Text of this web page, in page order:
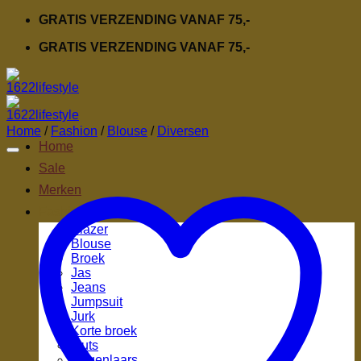
inhoud
GRATIS VERZENDING VANAF 75,-
GRATIS VERZENDING VANAF 75,-
Home
Sale
Merken
Fashion
Blazer
Blouse
Broek
Jas
Jeans
Jumpsuit
Jurk
Korte broek
Muts
Home / Fashion / Blouse / Diversen